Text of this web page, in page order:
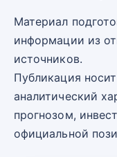
Материал
информации из
источников.
Публикация
аналитический
прогнозом,
официальной